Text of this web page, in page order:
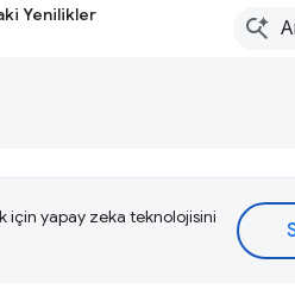
Yenilikler
yapay zeka teknolojisini